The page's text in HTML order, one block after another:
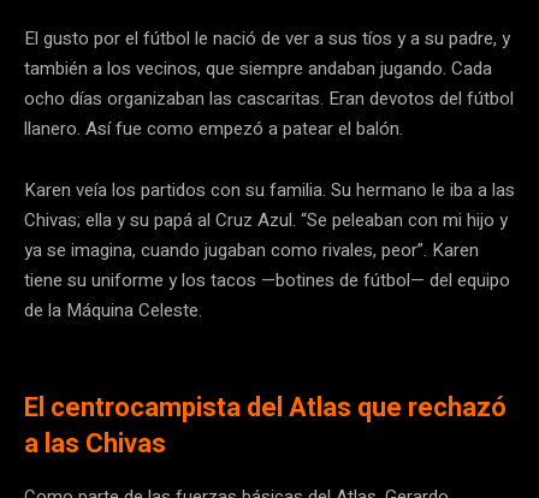
El gusto por el fútbol le nació de ver a sus tíos y a su padre, y
también a los vecinos, que siempre andaban jugando. Cada
ocho días organizaban las cascaritas. Eran devotos del fútbol
llanero. Así fue como empezó a patear el balón.
Karen veía los partidos con su familia. Su hermano le iba a las
Chivas; ella y su papá al Cruz Azul. “Se peleaban con mi hijo y
ya se imagina, cuando jugaban como rivales, peor”. Karen
tiene su uniforme y los tacos —botines de fútbol— del equipo
de la Máquina Celeste.
El centrocampista del Atlas que rechazó
a las Chivas